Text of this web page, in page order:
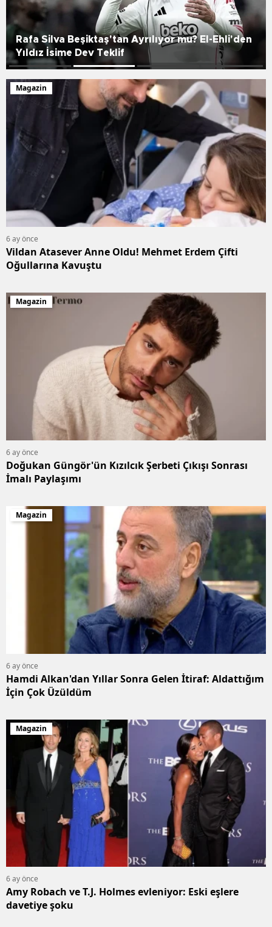
Joan Garcia İçin Fare Alarmı! Espanyol-
Barcelona Derbisi Gergin
Magazin
6 ay önce
Vildan Atasever Anne Oldu! Mehmet Erdem Çifti
Oğullarına Kavuştu
Magazin
6 ay önce
Doğukan Güngör'ün Kızılcık Şerbeti Çıkışı Sonrası
İmalı Paylaşımı
Magazin
6 ay önce
Hamdi Alkan'dan Yıllar Sonra Gelen İtiraf: Aldattığım
İçin Çok Üzüldüm
Magazin
6 ay önce
Amy Robach ve T.J. Holmes evleniyor: Eski eşlere
davetiye şoku